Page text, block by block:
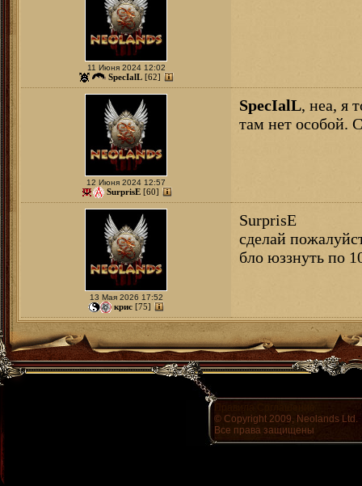
11 Июня 2024 12:02
SpecIalL [62]
12 Июня 2024 12:57
SurprisE [60]
SpecIalL, неа, я
там нет особой.
13 Мая 2026 17:52
крис [75]
SurprisE
сделай
бло юззнуть по
© Copyright 2009, Neolands Ltd.
Все права защищены